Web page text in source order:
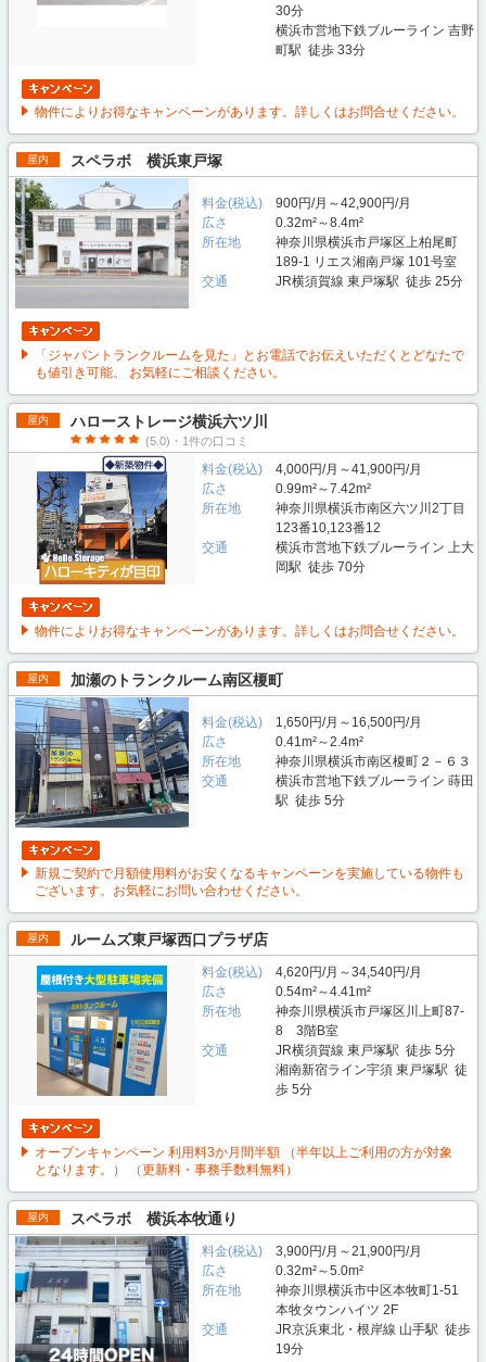
30分
横浜市営地下鉄ブルーライン 吉野
町駅 徒歩 33分
物件によりお得なキャンペーンがあります。詳しくはお問合せください。
屋内 スペラボ 横浜東戸塚
料金(税込)
900円/月～42,900円/月
広さ
0.32m²～8.4m²
所在地
神奈川県横浜市戸塚区上柏尾町
189-1 リエス湘南戸塚 101号室
交通
JR横須賀線 東戸塚駅 徒歩 25分
「ジャパントランクルームを見た」とお電話でお伝えいただくとどなたで
も値引き可能。 お気軽にご相談ください。
屋内 ハローストレージ横浜六ツ川
(5.0)・1件の口コミ
料金(税込)
4,000円/月～41,900円/月
広さ
0.99m²～7.42m²
所在地
神奈川県横浜市南区六ツ川2丁目
123番10,123番12
交通
横浜市営地下鉄ブルーライン 上大
岡駅 徒歩 70分
物件によりお得なキャンペーンがあります。詳しくはお問合せください。
屋内 加瀬のトランクルーム南区榎町
料金(税込)
1,650円/月～16,500円/月
広さ
0.41m²～2.4m²
所在地
神奈川県横浜市南区榎町２－６３
交通
横浜市営地下鉄ブルーライン 蒔田
駅 徒歩 5分
新規ご契約で月額使用料がお安くなるキャンペーンを実施している物件も
ございます。お気軽にお問い合わせください。
屋内 ルームズ東戸塚西口プラザ店
料金(税込)
4,620円/月～34,540円/月
広さ
0.54m²～4.41m²
所在地
神奈川県横浜市戸塚区川上町87-
8 3階B室
交通
JR横須賀線 東戸塚駅 徒歩 5分
湘南新宿ライン宇須 東戸塚駅 徒
歩 5分
オープンキャンペーン 利用料3か月間半額 （半年以上ご利用の方が対象
となります。） （更新料・事務手数料無料）
屋内 スペラボ 横浜本牧通り
料金(税込)
3,900円/月～21,900円/月
広さ
0.32m²～5.0m²
所在地
神奈川県横浜市中区本牧町1-51
本牧タウンハイツ 2F
交通
JR京浜東北・根岸線 山手駅 徒歩
19分